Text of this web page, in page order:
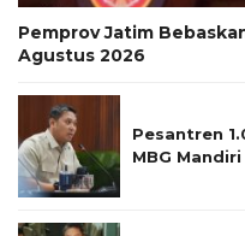
Pemprov Jatim
Agustus 2026
Pesantren
MBG Mandiri